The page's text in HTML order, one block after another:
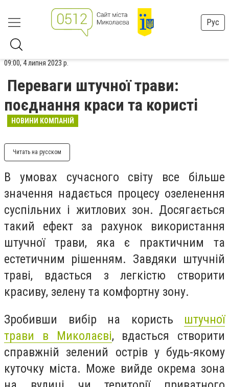
Рус
09:00, 4 липня 2023 р.
Переваги штучної трави:
поєднання краси та користі
НОВИНИ КОМПАНІЙ
Читать на русском
В умовах сучасного світу все більше
значення надається процесу озеленення
суспільних і житлових зон. Досягається
такий ефект за рахунок використання
штучної трави, яка є практичним та
естетичним рішенням. Завдяки штучній
траві, вдасться з легкістю створити
красиву, зелену та комфортну зону.
Зробивши вибір на користь штучної
трави в Миколаєві, вдасться створити
справжній зелений острів у будь-якому
куточку міста. Може вийде окрема зона